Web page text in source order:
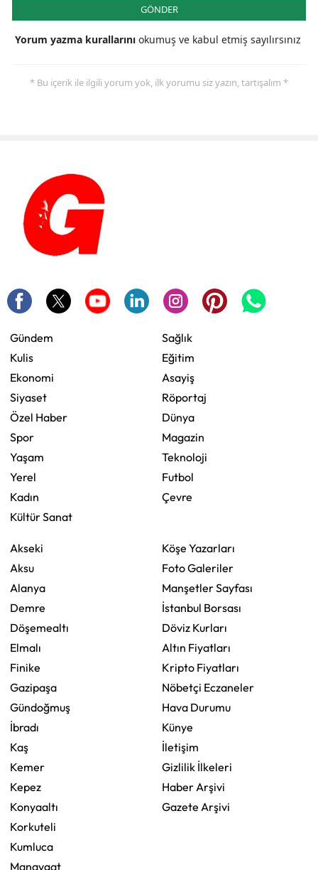
GÖNDER
Yorum yazma kurallarını okumuş ve kabul etmiş sayılırsınız
* Bu içerik ile ilgili yorum yok, ilk yorumu siz yazın, tartışalım *
Gündem
Kulis
Ekonomi
Siyaset
Özel Haber
Spor
Yaşam
Yerel
Kadın
Kültür Sanat
Sağlık
Eğitim
Asayiş
Röportaj
Dünya
Magazin
Teknoloji
Futbol
Çevre
Akseki
Aksu
Alanya
Demre
Döşemealtı
Elmalı
Finike
Gazipaşa
Gündoğmuş
İbradı
Kaş
Kemer
Kepez
Konyaaltı
Korkuteli
Kumluca
Manavgat
Köşe Yazarları
Foto Galeriler
Manşetler Sayfası
İstanbul Borsası
Döviz Kurları
Altın Fiyatları
Kripto Fiyatları
Nöbetçi Eczaneler
Hava Durumu
Künye
İletişim
Gizlilik İlkeleri
Haber Arşivi
Gazete Arşivi